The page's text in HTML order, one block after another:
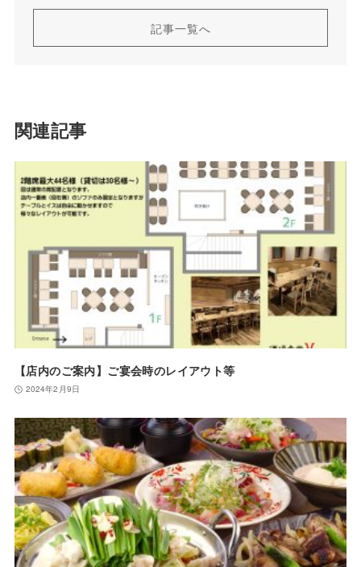
記事一覧へ
関連記事
【店内のご案内】ご宴会時のレイアウト等
2024年2月9日